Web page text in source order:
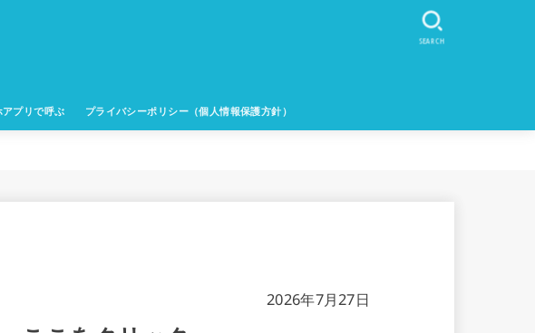
プリで呼ぶ プライバシーポリシー（個人情報保護方針）
SEARCH
2026年7月27日